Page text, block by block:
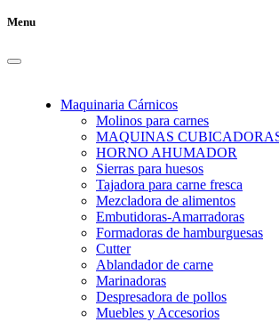
Menu
Maquinaria Cárnicos
Molinos para carnes
MAQUINAS
HORNO AHUMADOR
Sierras para huesos
Tajadora para carne fresca
Mezcladora de alimentos
Embutidoras-Amarradoras
Formadoras de hamburguesas
Cutter
Ablandador de carne
Marinadoras
Despresadora de pollos
Muebles y Accesorios